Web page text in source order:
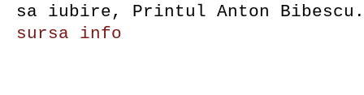
sa iubire, Printul Anton Bibescu.
sursa info